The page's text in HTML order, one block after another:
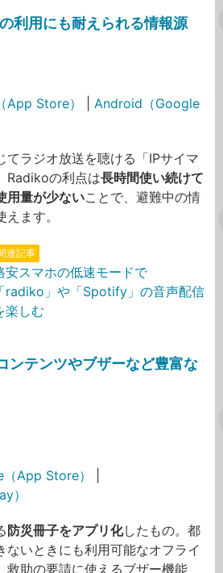
利用にも耐えられる情報源
App Store）
Android（Google
てラジオ放送を聴ける「IPサイマ
Radikoの利点は長時間使い続けて
用量が少ないことで、避難中の情
ます。
連記事
安スマホの低速モードで
「radiko」や「Spotify」の音声配信
楽しむ
ンテンツやブザーなど豊富な
App Store）
）
防災冊子をアプリ化したもの。都
ないときにも利用可能なオフライ
助の要請に使えるブザー機能、